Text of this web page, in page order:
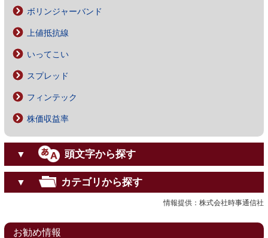
ボリンジャーバンド
上値抵抗線
いってこい
スプレッド
フィンテック
株価収益率
▼ 頭文字から探す
▼ カテゴリから探す
情報提供：株式会社時事通信社
お勧め情報